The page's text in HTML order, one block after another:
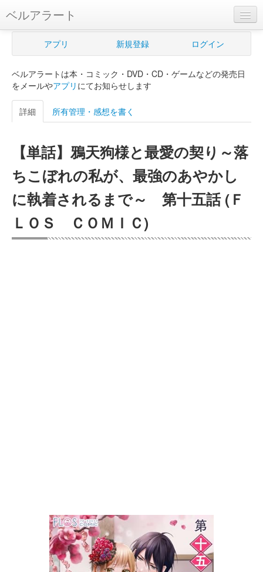
ベルアラート
ベルアラートとは
新規登録
ログイン
購入管理
Myシェルフ
プレミアム
アプリ 新規登録 ログイン
ベルアラートは本・コミック・DVD・CD・ゲームなどの発売日
をメールやアプリ にてお知らせします
詳細 所有管理・感想を書く
【単話】鴉天狗様と最愛の契り～落
ちこぼれの私が、最強のあやかし
に執着されるまで～ 第十五話 (Ｆ
ＬＯＳ ＣＯＭＩＣ)